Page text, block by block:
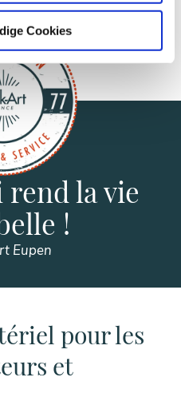
Cookies
rend la vie
!
Eupen
pour les
et